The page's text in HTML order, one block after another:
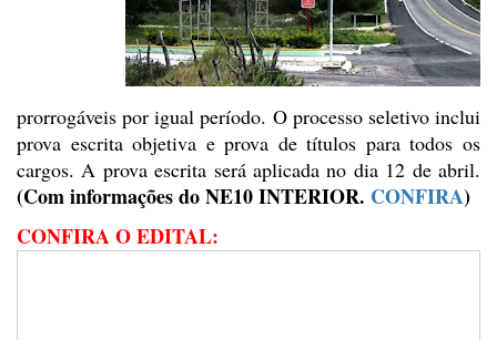
prorrogáveis por igual período. O processo seletivo inclui
prova escritaobjetiva e prova de títulos para todos os
cargos. A prova escrita será aplicada no dia 12 de abril.
(Com informações do NE10 INTERIOR. CONFIRA)
CONFIRA O EDITAL: